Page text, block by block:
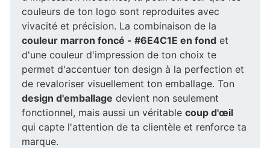
couleurs de ton logo sont reproduites avec
vivacité et précision. La combinaison de la
couleur marron foncé - #6E4C1E en fond et
d'une couleur d'impression de ton choix te
permet d'accentuer ton design à la perfection et
de revaloriser visuellement ton emballage. Ton
design d'emballage devient non seulement
fonctionnel, mais aussi un véritable coup d'œil
qui capte l'attention de ta clientèle et renforce ta
marque.